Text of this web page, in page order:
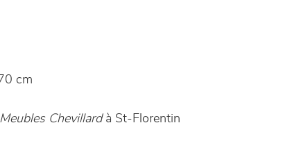
cm
Meubles Chevillardà St-Florentin